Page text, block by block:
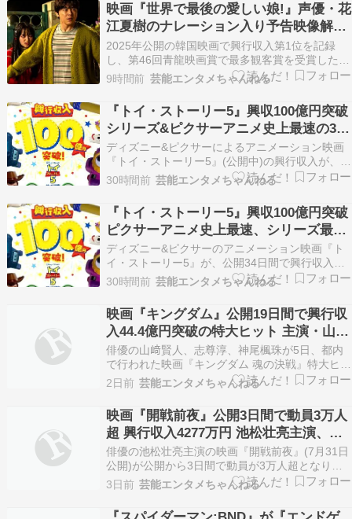
映画『世界で最後の愛しい娘!』声優・花
江夏樹のナレーション入り予告映像解禁
「あふれ出る温かさに涙が止まらない!」
2025年公開の韓国映画で興行収入第1位を記録
し、第46回青龍映画賞で最多観客賞を受賞した映
画『世界で最後の愛しい娘!』(11月13日公開)よ
り、声優・花江夏樹のナレーション入り予告映像
&コメントが解禁。併せて場面写真9点が到着し
た。 続きを読む ≫ チョジョンソク イジョンウ…
9時間前 芸能エンタメちゃんねる
『トイ・ストーリー5』興収100億円突破
シリーズ&ピクサーアニメ史上最速の34
日目で達成
ディズニー&ピクサーによるアニメーション映画
『トイ・ストーリー5』(公開中)の興行収入が、
100億円を突破したことが6日に発表された。これ
はピクサー・アニメーション史上最速だという。
続きを読む ≫ トイストーリー5 映画
30時間前 芸能エンタメちゃんねる
『トイ・ストーリー5』興収100億円突破
ピクサーアニメ史上最速、シリーズ最高
記録も目前
ディズニー&ピクサーのアニメーション映画『ト
イ・ストーリー5』が、公開34日間で興行収入
100億円を突破した。ピクサー・アニメーション
作品として史上最速の到達となる。 続きを読む
≫ ディズニー アニメ 洋画 映画
30時間前 芸能エンタメちゃんねる
映画『キングダム』公開19日間で興行収
入44.4億円突破の特大ヒット 主演・山﨑
賢人「これからもどんどん愛を注いで」
俳優の山﨑賢人、志尊淳、神尾楓珠が5日、都内
で行われた映画『キングダム 魂の決戦』特大ヒッ
ト御礼舞台あいさつに登壇。全国351の映画館で
も生中継され、公開19日間で動員287万人、興行
収入44.4億円を突破する特大ヒットを、大勢のフ
ァンが見守る中で祝った。 続きを読む ≫ 山崎…
2日前 芸能エンタメちゃんねる
映画『開戦前夜』公開3日間で動員3万人
超 興行収入4277万円 池松壮亮主演、仲
野太賀出演
俳優の池松壮亮主演の映画『開戦前夜』(7月31日
公開)が公開から3日間で動員が3万人超となり、
興行収入が4277万円になったことが4日、発表さ
れた。 続きを読む ≫ 俳優 邦画 映画
3日前 芸能エンタメちゃんねる